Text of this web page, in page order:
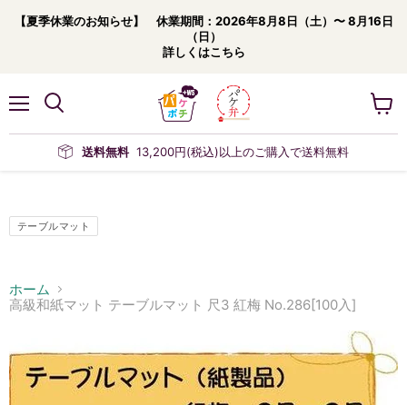
【夏季休業のお知らせ】 休業期間：2026年8月8日（土）〜 8月16日
（日）
詳しくはこちら
ニ
送料無料 13,200円(税込)以上のご購入で送料無料
ー
テーブルマット
ホーム
高級和紙マット テーブルマット 尺3 紅梅 No.286[100入]